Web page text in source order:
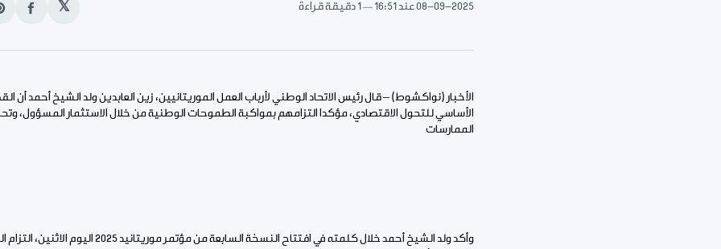
08-09-2025عند 16:51 1 دقيقة قراءة 𝕏
انشر
الأخبار (نواكشوط) – قال رئيس الاتحاد الوطني لأرباب العمل الموريتانيين، زين العابدين ولد الشيخ أحمد أن
الأساسي للتحول الاقتصادي، مؤكدا التزامهم بمواكبة الطموحات الوطنية من خلال الاستثمار المسؤول،
الممارسات
وأكد ولد الشيخ أحمد خلال كلمته في افتتاح النسخة السابعة